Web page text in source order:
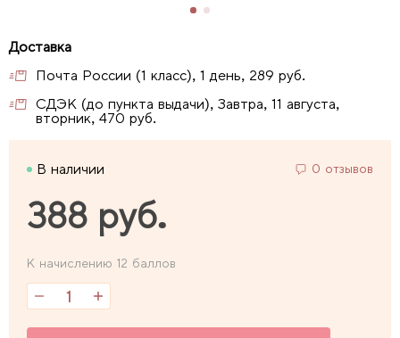
Почта России (1 класс), 1 день, 289 руб.
СДЭК (до пункта выдачи), Завтра, 11 августа,
вторник, 470 руб.
В наличии 0 отзывов
388 руб.
К начислению 12 баллов